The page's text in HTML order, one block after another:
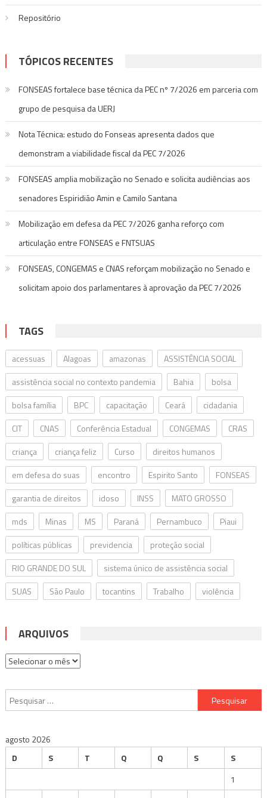
Repositório
TÓPICOS RECENTES
FONSEAS fortalece base técnica da PEC nº 7/2026 em parceria com
grupo de pesquisa da UERJ
Nota Técnica: estudo do Fonseas apresenta dados que
demonstram a viabilidade fiscal da PEC 7/2026
FONSEAS amplia mobilização no Senado e solicita audiências aos
senadores Espiridião Amin e Camilo Santana
Mobilização em defesa da PEC 7/2026 ganha reforço com
articulação entre FONSEAS e FNTSUAS
FONSEAS, CONGEMAS e CNAS reforçam mobilização no Senado e
solicitam apoio dos parlamentares à aprovação da PEC 7/2026
TAGS
acessuas Alagoas amazonas
ASSISTÊNCIA SOCIAL
assistência social no contexto pandemia
Bahia
bolsa
bolsa família
BPC capacitação Ceará
cidadania
CIT
CNAS Conferência Estadual CONGEMAS
CRAS
criança
criança feliz Curso
direitos humanos
em defesa do suas
encontro Espirito Santo
FONSEAS
garantia de direitos
idoso INSS
MATO GROSSO
mds
Minas MS Paraná Pernambuco
Piaui
políticas públicas
previdencia
proteção social
RIO GRANDE DO SUL
sistema único de assistência social
SUAS
São Paulo tocantins Trabalho violência
ARQUIVOS
Arquivos
Pesquisar
por:
agosto 2026
D
S T Q Q S
S
1